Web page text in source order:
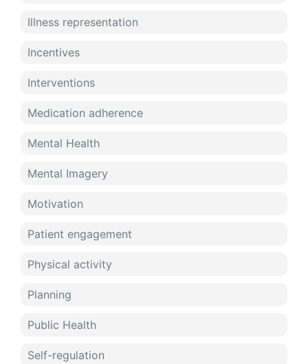
Illness representation
Incentives
Interventions
Medication adherence
Mental Health
Mental Imagery
Motivation
Patient engagement
Physical activity
Planning
Public Health
Self-regulation